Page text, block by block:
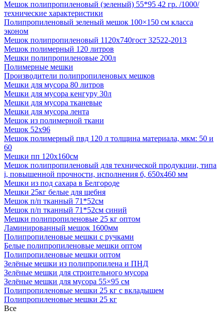
Мешок полипропиленовый (зеленый) 55*95 42 гр. /1000/
технические характеристики
Полипропиленовый зеленый мешок 100×150 см класса
эконом
Мешок полипропиленовый 1120х740гост 32522-2013
Мешок полимерный 120 литров
Мешки полипропиленовые 200л
Полимерные мешки
Производители полипропиленовых мешков
Мешки для мусора 80 литров
Мешки для мусора кенгуру 30л
Мешки для мусора тканевые
Мешки для мусора лента
Мешок из полимерной ткани
Мешок 52x96
Мешок полимерный пвд 120 л толщина материала, мкм: 50 и
60
Мешки пп 120х160см
Мешок полипропиленовый для технической продукции, типа
i, повышенной прочности, исполнения б, 650х460 мм
Мешки из под сахара в Белгороде
Мешки 25кг белые для щебня
Мешок п/п тканный 71*52см
Мешок п/п тканный 71*52см синий
Мешки полипропиленовые 25 кг оптом
Ламинированный мешок 1600мм
Полипропиленовые мешки с ручками
Белые полипропиленовые мешки оптом
Полипропиленовые мешки оптом
Зелёные мешки из полипропилена и ПНД
Зелёные мешки для строительного мусора
Зелёные мешки для мусора 55×95 см
Полипропиленовые мешки 25 кг с вкладышем
Полипропиленовые мешки 25 кг
Все